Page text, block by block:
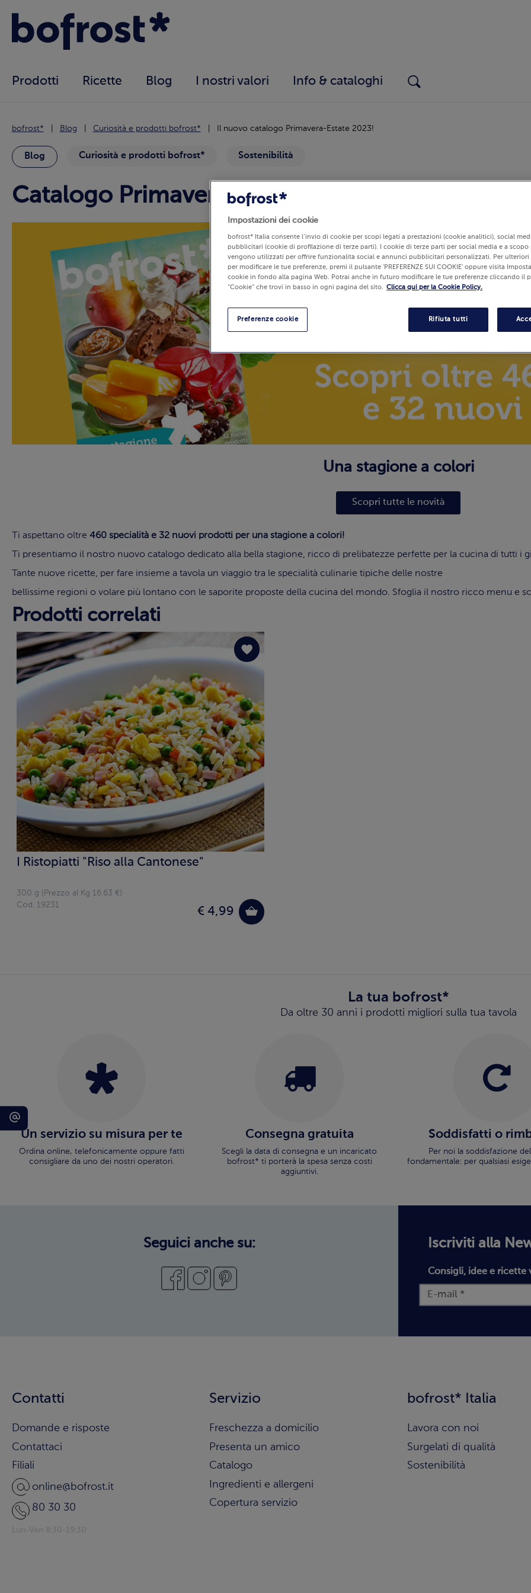
Prodotti Ricette Blog I nostri valori Info & cataloghi
bofrost* Blog Curiosità e prodotti bofrost* Il nuovo catalogo Primavera-Estate 2023!
Blog Curiosità e prodotti bofrost* Sostenibilità
Catalogo Primavera-Estate 2023
Una stagione a colori
Scopri tutte le novità
Ti aspettano oltre 460 specialità e 32 nuovi prodotti per una stagione a colori!
Ti presentiamo il nostro nuovo catalogo dedicato alla bella stagione, ricco di prelibatezze perfette per la cucina di tutti i
Tante nuove ricette, per fare insieme a tavola un viaggio tra le specialità culinarie tipiche delle nostre
bellissime regioni o volare più lontano con le saporite proposte della cucina del mondo. Sfoglia il nostro ricco menu e
Prodotti correlati
"Riso alla Cantonese"
g (Prezzo al Kg 16.63 €)
€ 4,99
19231
Previous
La tua bofrost*
Da oltre 30 anni i prodotti migliori sulla tua tavola
Un servizio su misura per te
Ordina online, telefonicamente oppure fatti
consigliare da uno dei nostri operatori.
Consegna gratuita
Scegli la data di consegna e un incaricato
bofrost* ti porterà la spesa senza costi
aggiuntivi.
Soddisfatti o
Per noi la soddisfazione
fondamentale: per qualsiasi
Contatti
Domande e risposte
Contattaci
Filiali
online@bofrost.it
80 30 30
Servizio
Freschezza a domicilio
Presenta un amico
Catalogo
Ingredienti e allergeni
Copertura servizio
bofrost* Italia
Lavora con noi
Surgelati di qualità
Sostenibilità
Seguici anche su: Iscriviti alla
Consigli, idee e ricette
Impostazioni dei cookie
bofrost* Italia consente l’invio di cookie per scopi legati a prestazioni (cookie analitici), social
pubblicitari (cookie di profilazione di terze parti). I cookie di terze parti per social media e a
vengono utilizzati per offrire funzionalità social e annunci pubblicitari personalizzati. Per
per modificare le tue preferenze, premi il pulsante 'PREFERENZE SUI COOKIE' oppure visita
cookie in fondo alla pagina Web. Potrai anche in futuro modificare le tue preferenze cliccando il
“Cookie” che trovi in basso in ogni pagina del sito. Clicca qui per la Cookie Policy.
Rifiuta tutti
Preferenze cookie